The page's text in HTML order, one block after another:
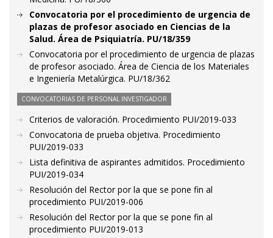
Convocatoria por el procedimiento de urgencia de
plazas de profesor asociado en Ciencias de la
Salud. Área de Psiquiatría. PU/18/359
Convocatoria por el procedimiento de urgencia de plazas
de profesor asociado. Área de Ciencia de los Materiales
e Ingeniería Metalúrgica. PU/18/362
CONVOCATORIAS DE PERSONAL INVESTIGADOR
Criterios de valoración. Procedimiento PUI/2019-033
Convocatoria de prueba objetiva. Procedimiento
PUI/2019-033
Lista definitiva de aspirantes admitidos. Procedimiento
PUI/2019-034
Resolución del Rector por la que se pone fin al
procedimiento PUI/2019-006
Resolución del Rector por la que se pone fin al
procedimiento PUI/2019-013